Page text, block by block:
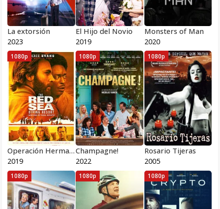
La extorsión
2023
El Hijo del Novio
2019
Monsters of Man
2020
Operación Hermanos
2019
1080p
Champagne!
2022
1080p
Rosario Tijeras
2005
1080p
1080p 1080p 1080p